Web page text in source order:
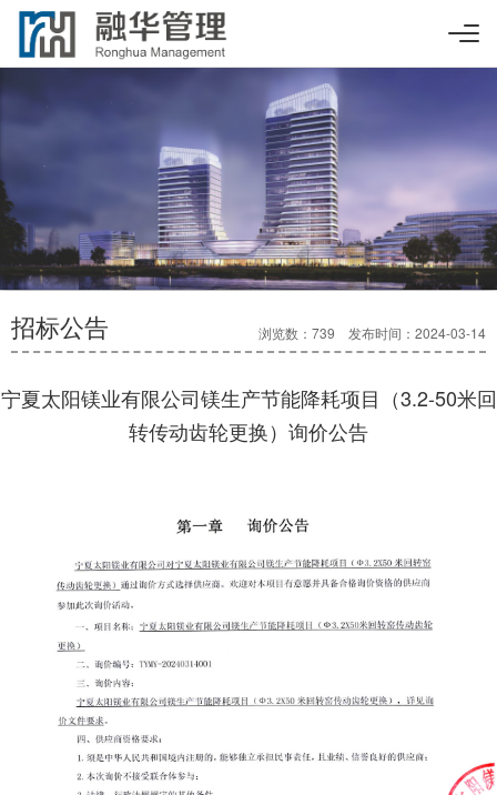
招标公告 浏览数：739 发布时间：2024-03-14
宁夏太阳镁业有限公司镁生产节能降耗项目（3.2-50米回
转传动齿轮更换）询价公告